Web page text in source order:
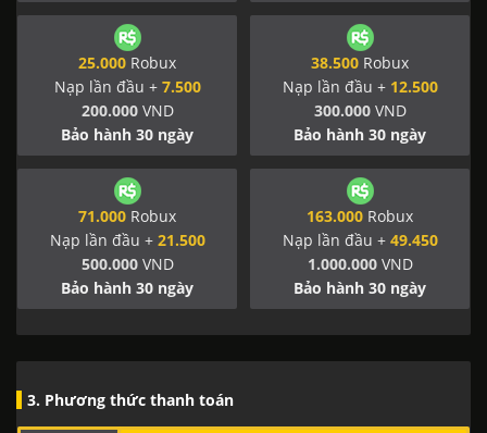
25.000 Robux
Nạp lần đầu + 7.500
200.000VND
Bảo hành 30 ngày
38.500 Robux
Nạp lần đầu + 12.500
300.000VND
Bảo hành 30 ngày
71.000 Robux
Nạp lần đầu + 21.500
500.000VND
Bảo hành 30 ngày
163.000 Robux
Nạp lần đầu + 49.450
1.000.000VND
Bảo hành 30 ngày
3. Phương thức thanh toán